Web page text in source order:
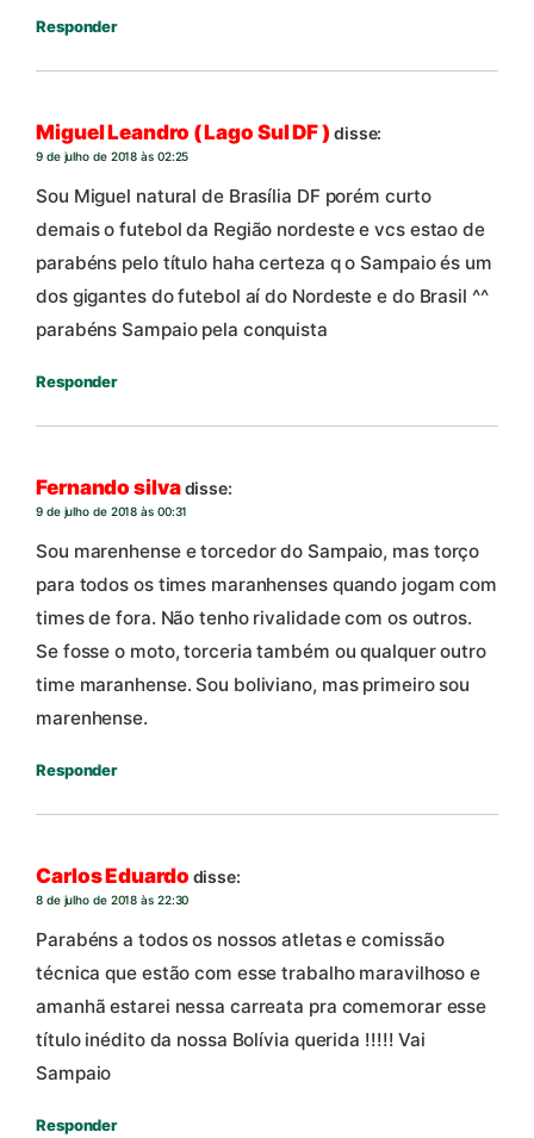
Responder
Miguel Leandro ( Lago Sul DF ) disse:
9 de julho de 2018 às 02:25
Sou Miguel natural de Brasília DF porém curto
demais o futebol da Região nordeste e vcs estao de
parabéns pelo título haha certeza q o Sampaio és um
dos gigantes do futebol aí do Nordeste e do Brasil ^^
parabéns Sampaio pela conquista
Responder
Fernando silvadisse:
9 de julho de 2018 às 00:31
Sou marenhense e torcedor do Sampaio, mas torço
para todos os times maranhenses quando jogam com
times de fora. Não tenho rivalidade com os outros.
Se fosse o moto, torceria também ou qualquer outro
time maranhense. Sou boliviano, mas primeiro sou
marenhense.
Responder
Carlos Eduardo disse:
8 de julho de 2018 às 22:30
Parabéns a todos os nossos atletas e comissão
técnica que estão com esse trabalho maravilhoso e
amanhã estarei nessa carreata pra comemorar esse
título inédito da nossa Bolívia querida !!!!! Vai
Sampaio
Responder